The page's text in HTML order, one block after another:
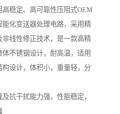
稳定、高可靠性压阻式OEM
化变送器处理电路，采用精
线性修正技术，是一款高精
不锈钢设计，耐高温，适用
设计，体积小，重量轻，分
抗干扰能力强，性能稳定，